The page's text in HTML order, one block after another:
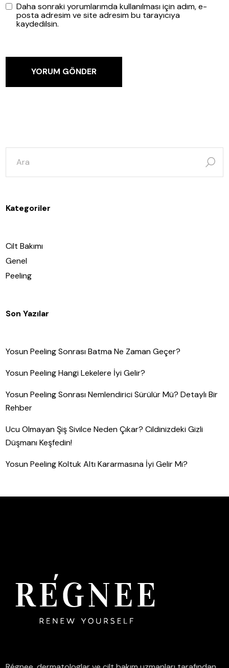
Daha sonraki yorumlarımda kullanılması için adım, e-
posta adresim ve site adresim bu tarayıcıya
kaydedilsin.
YORUM GÖNDER
şunun
ara:
Kategoriler
Cilt Bakımı
Genel
Peeling
Son Yazılar
Yosun Peeling Sonrası Batma Ne Zaman Geçer?
Yosun Peeling Hangi Lekelere İyi Gelir?
Yosun Peeling Sonrası Nemlendirici Sürülür Mü? Detaylı Bir
Rehber
Ucu Olmayan Şiş Sivilce Neden Çıkar? Cildinizdeki Gizli
Düşmanı Keşfedin!
Yosun Peeling Koltuk Altı Kararmasına İyi Gelir Mi?